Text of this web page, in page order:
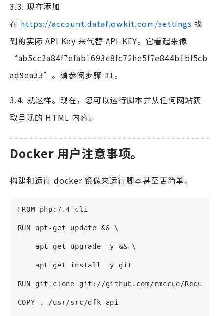
3.3. 现在添加
在 https://account.dataflowkit.com/settings 找
到的实际 API Key 来代替 API-KEY。它看起来像
“ab5cc2a84f7efab1693e8fc72he5f7e844b1bf5cb
ad9ea33”。请参阅步骤 #1。
3.4. 就这样。现在，您可以运行脚本并从任何网站获
取呈现的 HTML 内容。
Docker 用户注意事项。
构建和运行 docker 镜像来运行脚本甚至更简单。
FROM php:7.4-cli
RUN apt-get update && \
    apt-get upgrade -y && \
    apt-get install -y git
RUN git clone git://github.com/rmccue/
COPY . /usr/src/dfk-api